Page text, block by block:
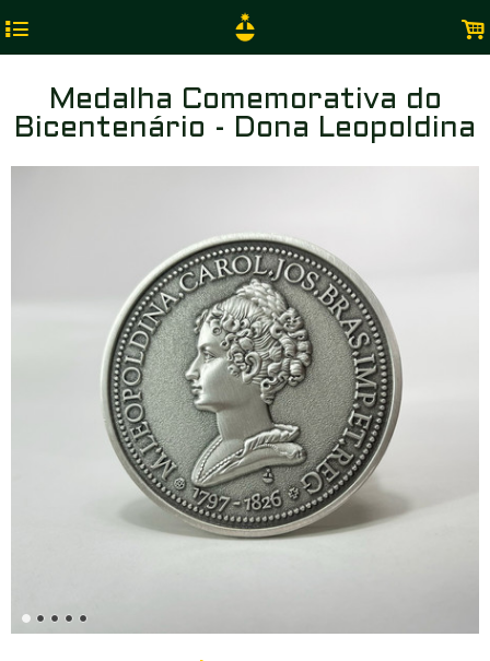
4 .
Medalha Comemorativa do
Bicentenário - Dona Leopoldina